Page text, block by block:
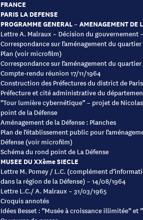
FRANCE
PARIS LA DEFENSE
PROGRAMME GENERAL – AMENAGEMENT DE
Lettre A. Malraux – Décision du gouvernement
Correspondance sur l’aménagement du quartier
Plan (voir microfilm)
Correspondance sur l’aménagement du quartier
Compte-rendu réunion 17/11/1964
Construction des Préfectures du district de Paris
Préfecture et cité administrative du
”Tour lumière cybernétique” – projet de
point de la Défense
Aménagement de la Défense : Planches
Plan de l’établissement public pour
Défense (voir microfilm)
Schéma du rond point de La Défense
MUSEE DU XXème SIECLE
Lettre M. Pomey / L.C. (complément
dans la région de la Défense) – 14/08/1964
Lettre L.C./ A. Malraux – 31/03/1965
Croquis annotés
Idées Besset : ”Musée à croissance illimitée” et